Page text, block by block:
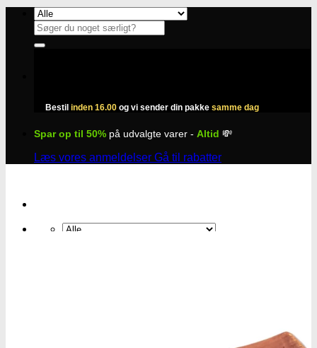
Fortsæt
indhold
Søg
efter:
Bestil inden 16.00 og vi sender din pakke samme dag
Spar op til 50% på udvalgte varer - Altid 💸
Læs vores anmeldelser Gå til rabatter